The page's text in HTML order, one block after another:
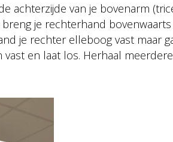
achterzijde van je bovenarm
je rechterhand
je rechter elleboog vast maar
en laat los. Herhaal